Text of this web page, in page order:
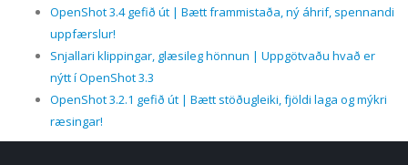
OpenShot 3.4 gefið út | Bætt frammistaða, ný áhrif, spennandi
uppfærslur!
Snjallari klippingar, glæsileg hönnun | Uppgötvaðu hvað er
nýtt í OpenShot 3.3
OpenShot 3.2.1 gefið út | Bætt stöðugleiki, fjöldi laga og mýkri
ræsingar!